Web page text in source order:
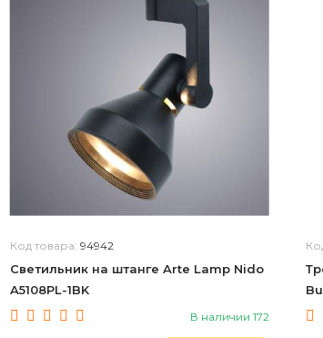
Код товара: 94942
Светильник на штанге Arte Lamp Nido
A5108PL-1BK
В наличии 172